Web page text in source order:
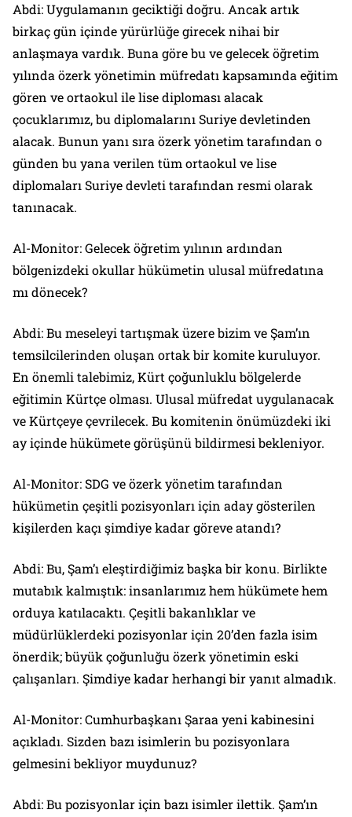
Abdi: Uygulamanın geciktiği doğru. Ancak artık
birkaç gün içinde yürürlüğe girecek nihai bir
anlaşmaya vardık. Buna göre bu ve gelecek öğretim
yılında özerk yönetimin müfredatı kapsamında eğitim
gören ve ortaokul ile lise diploması alacak
çocuklarımız, bu diplomalarını Suriye devletinden
alacak. Bunun yanı sıra özerk yönetim tarafından o
günden bu yana verilen tüm ortaokul ve lise
diplomaları Suriye devleti tarafından resmi olarak
tanınacak.
Al-Monitor: Gelecek öğretim yılının ardından
bölgenizdeki okullar hükümetin ulusal müfredatına
mı dönecek?
Abdi: Bu meseleyi tartışmak üzere bizim ve Şam’ın
temsilcilerinden oluşan ortak bir komite kuruluyor.
En önemli talebimiz, Kürt çoğunluklu bölgelerde
eğitimin Kürtçe olması. Ulusal müfredat uygulanacak
ve Kürtçeye çevrilecek. Bu komitenin önümüzdeki iki
ay içinde hükümete görüşünü bildirmesi bekleniyor.
Al-Monitor: SDG ve özerk yönetim tarafından
hükümetin çeşitli pozisyonları için aday gösterilen
kişilerden kaçı şimdiye kadar göreve atandı?
Abdi: Bu, Şam’ı eleştirdiğimiz başka bir konu. Birlikte
mutabık kalmıştık: insanlarımız hem hükümete hem
orduya katılacaktı. Çeşitli bakanlıklar ve
müdürlüklerdeki pozisyonlar için 20’den fazla isim
önerdik; büyük çoğunluğu özerk yönetimin eski
çalışanları. Şimdiye kadar herhangi bir yanıt almadık.
Al-Monitor: Cumhurbaşkanı Şaraa yeni kabinesini
açıkladı. Sizden bazı isimlerin bu pozisyonlara
gelmesini bekliyor muydunuz?
Abdi: Bu pozisyonlar için bazı isimler ilettik. Şam’ın